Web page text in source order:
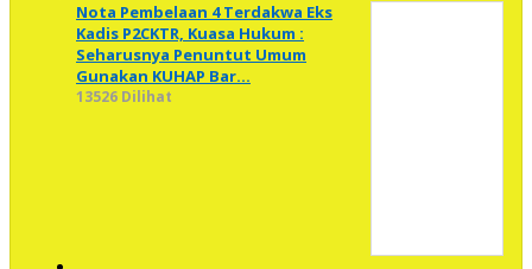
Nota Pembelaan 4 Terdakwa Eks
Kadis P2CKTR, Kuasa Hukum :
Seharusnya Penuntut Umum
Gunakan KUHAP Bar…
13526 Dilihat